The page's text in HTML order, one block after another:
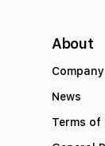
About
News
Terms of